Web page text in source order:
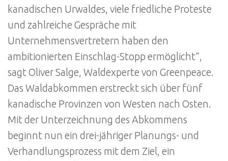
kanadischen Urwaldes, viele friedliche Proteste
und zahlreiche Gespräche mit
Unternehmensvertretern haben den
ambitionierten Einschlag-Stopp ermöglicht“,
sagt Oliver Salge, Waldexperte von Greenpeace.
Das Waldabkommen erstreckt sich über fünf
kanadische Provinzen von Westen nach Osten.
Mit der Unterzeichnung des Abkommens
beginnt nun ein drei-jähriger Planungs- und
Verhandlungsprozess mit dem Ziel, ein